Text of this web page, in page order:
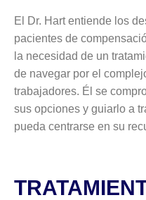
El Dr. Hart entiende los
pacientes de
la necesidad de un
de navegar por el
trabajadores. Él se
sus opciones y guiarlo a
pueda centrarse en su